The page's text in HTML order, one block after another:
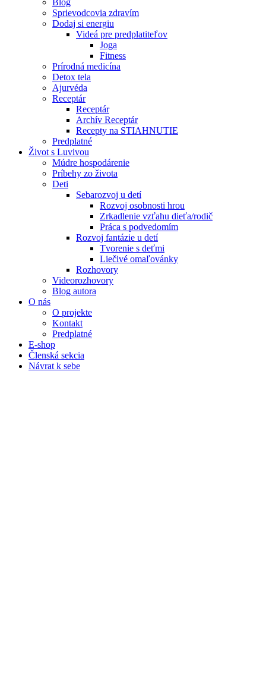
Blog
Sprievodcovia zdravím
Dodaj si energiu
Videá pre predplatiteľov
Joga
Fitness
Prírodná medicína
Detox tela
Ajurvéda
Receptár
Receptár
Archív Receptár
Recepty na STIAHNUTIE
Predplatné
Život s Luvivou
Múdre hospodárenie
Príbehy zo života
Deti
Sebarozvoj u detí
Rozvoj osobnosti hrou
Zrkadlenie vzťahu dieťa/rodič
Práca s podvedomím
Rozvoj fantázie u detí
Tvorenie s deťmi
Liečivé omaľovánky
Rozhovory
Videorozhovory
Blog autora
O nás
O projekte
Kontakt
Predplatné
E-shop
Členská sekcia
Návrat k sebe